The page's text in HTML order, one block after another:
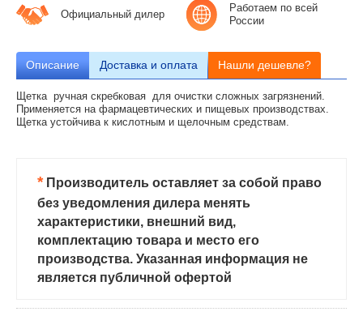
Официальный дилер
Работаем по всей
России
Описание Доставка и оплата Нашли дешевле?
Щетка ручная скребковая для очистки сложных загрязнений.
Применяется на фармацевтических и пищевых производствах.
Щетка устойчива к кислотным и щелочным средствам.
*Производитель оставляет за собой право
без уведомления дилера менять
характеристики, внешний вид,
комплектацию товара и место его
производства. Указанная информация не
является публичной офертой